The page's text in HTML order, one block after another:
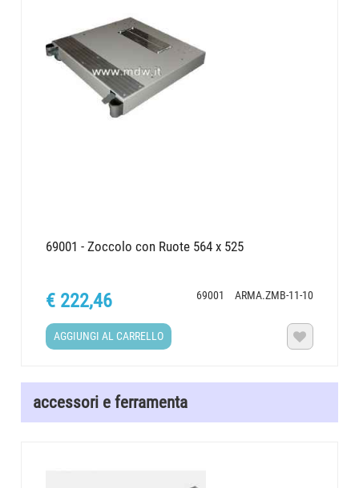
69001 - Zoccolo con Ruote 564 x 525
69001 ARMA.ZMB-11-10
€ 222,46
AGGIUNGI AL CARRELLO 
accessori e ferramenta